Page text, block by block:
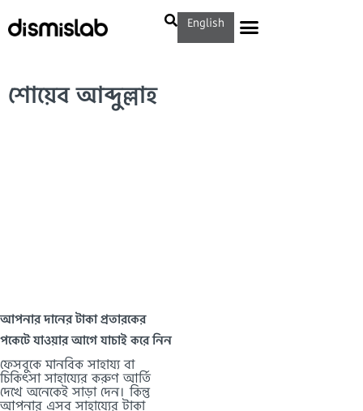
English
শোয়েব আব্দুল্লাহ
আপনার দানের টাকা প্রতারকের
পকেটে যাওয়ার আগে যাচাই করে নিন
ফেসবুকে মানবিক সাহায্য বা
চিকিৎসা সাহায্যের করুণ আর্তি
দেখে অনেকেই সাড়া দেন। কিন্তু
আপনার এসব সাহায্যের টাকা